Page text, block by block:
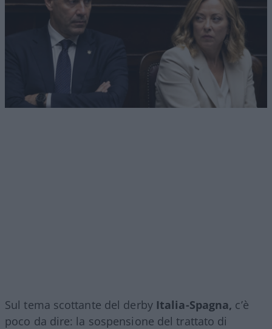
Sul tema scottante del derbyItalia-Spagna, c’è
poco da dire: la sospensione del trattato di